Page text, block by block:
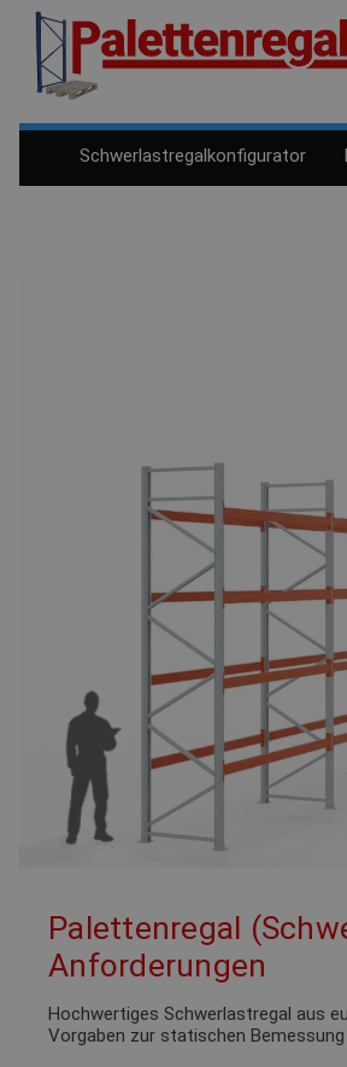
Schwerlastregalkonfigurator
Palettenregal
Anforderungen
Hochwertiges Schwerlastregal aus
Vorgaben zur statischen